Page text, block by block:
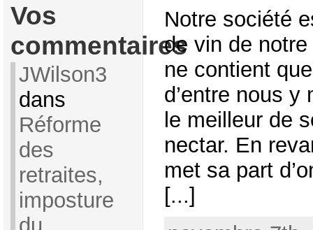
Vos
commentaires
JWilson3
dans
Réforme
des
retraites,
imposture
Notre société
de vin de
ne contient
d’entre nous
le meilleur de
nectar. En
met sa part
[...]